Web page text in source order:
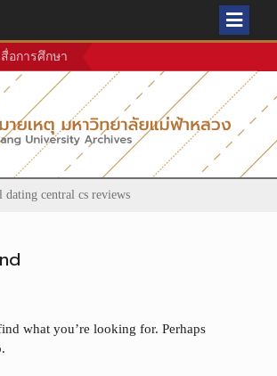
อการศึกษา
dating central cs reviews
what you’re looking for. Perhaps